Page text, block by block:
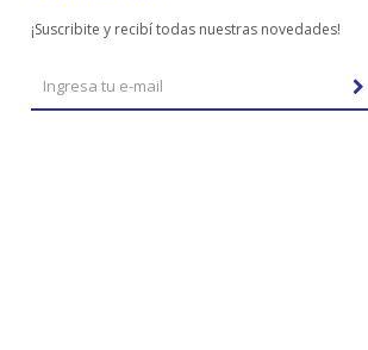
¡Suscribite y recibí todas nuestras novedades!